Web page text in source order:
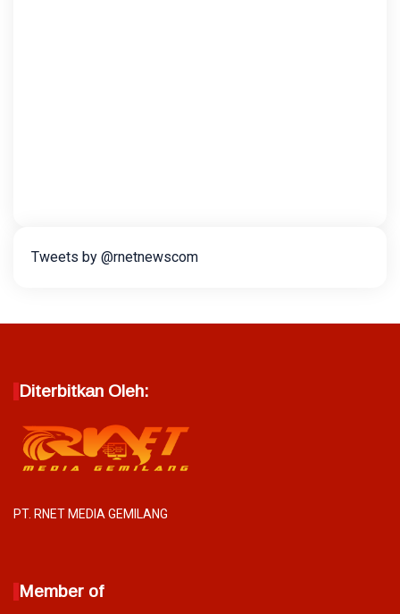
Tweets by @rnetnewscom
Diterbitkan Oleh:
PT. RNET MEDIA GEMILANG
Member of